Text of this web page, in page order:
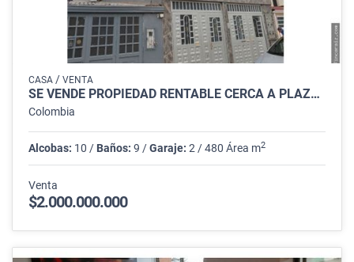
CASA / VENTA
SE VENDE PROPIEDAD RENTABLE CERCA A PLAZA DE LAS AMERICAS
Colombia
Alcobas: 10 / Baños: 9 /Garaje: 2 / 480 Área m2
Venta
$2.000.000.000